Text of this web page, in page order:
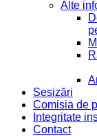
Alte
Sesizări
Comisia de
Integritate
Contact